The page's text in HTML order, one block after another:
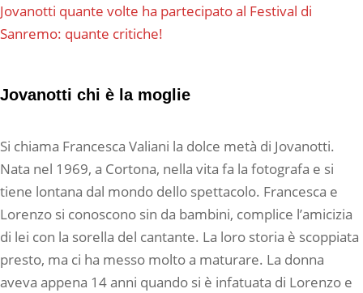
Jovanotti quante volte ha partecipato al Festival di
Sanremo: quante critiche!
Jovanotti chi è la moglie
Si chiama Francesca Valiani la dolce metà di Jovanotti.
Nata nel 1969, a Cortona, nella vita fa la fotografa e si
tiene lontana dal mondo dello spettacolo. Francesca e
Lorenzo si conoscono sin da bambini, complice l’amicizia
di lei con la sorella del cantante. La loro storia è scoppiata
presto, ma ci ha messo molto a maturare. La donna
aveva appena 14 anni quando si è infatuata di Lorenzo e